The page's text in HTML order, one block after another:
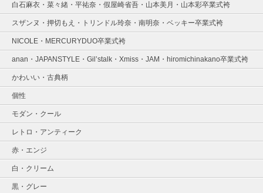
白石麻衣・菜々緒・平祐奈・假屋崎省吾・山本美月・山本彩卒業式袴
スザンヌ・押切もえ・トリンドル玲奈・南明奈・ベッキー卒業式袴
NICOLE・MERCURYDUO卒業式袴
anan・JAPANSTYLE・Gil’stalk・Xmiss・JAM・hiromichinakano卒業式袴
かわいい・古典柄
個性
モダン・クール
レトロ・アンティーク
赤・エンジ
白・クリーム
黒・グレー